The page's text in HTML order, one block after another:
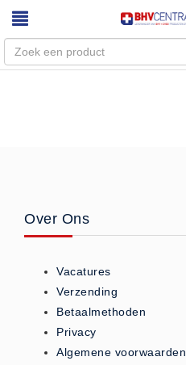
Diensten
RI&E
Bedrijfsnoodplannen
VCA Trajecten
Over Ons
Vacatures
Verzending
Betaalmethoden
Privacy
Algemene voorwaarden